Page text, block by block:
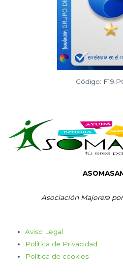
Código:
Asociación Majorera
Aviso Legal
Política de Privacidad
Política de cookies